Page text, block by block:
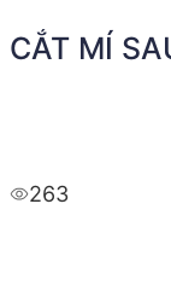
CẮT MÍ
263